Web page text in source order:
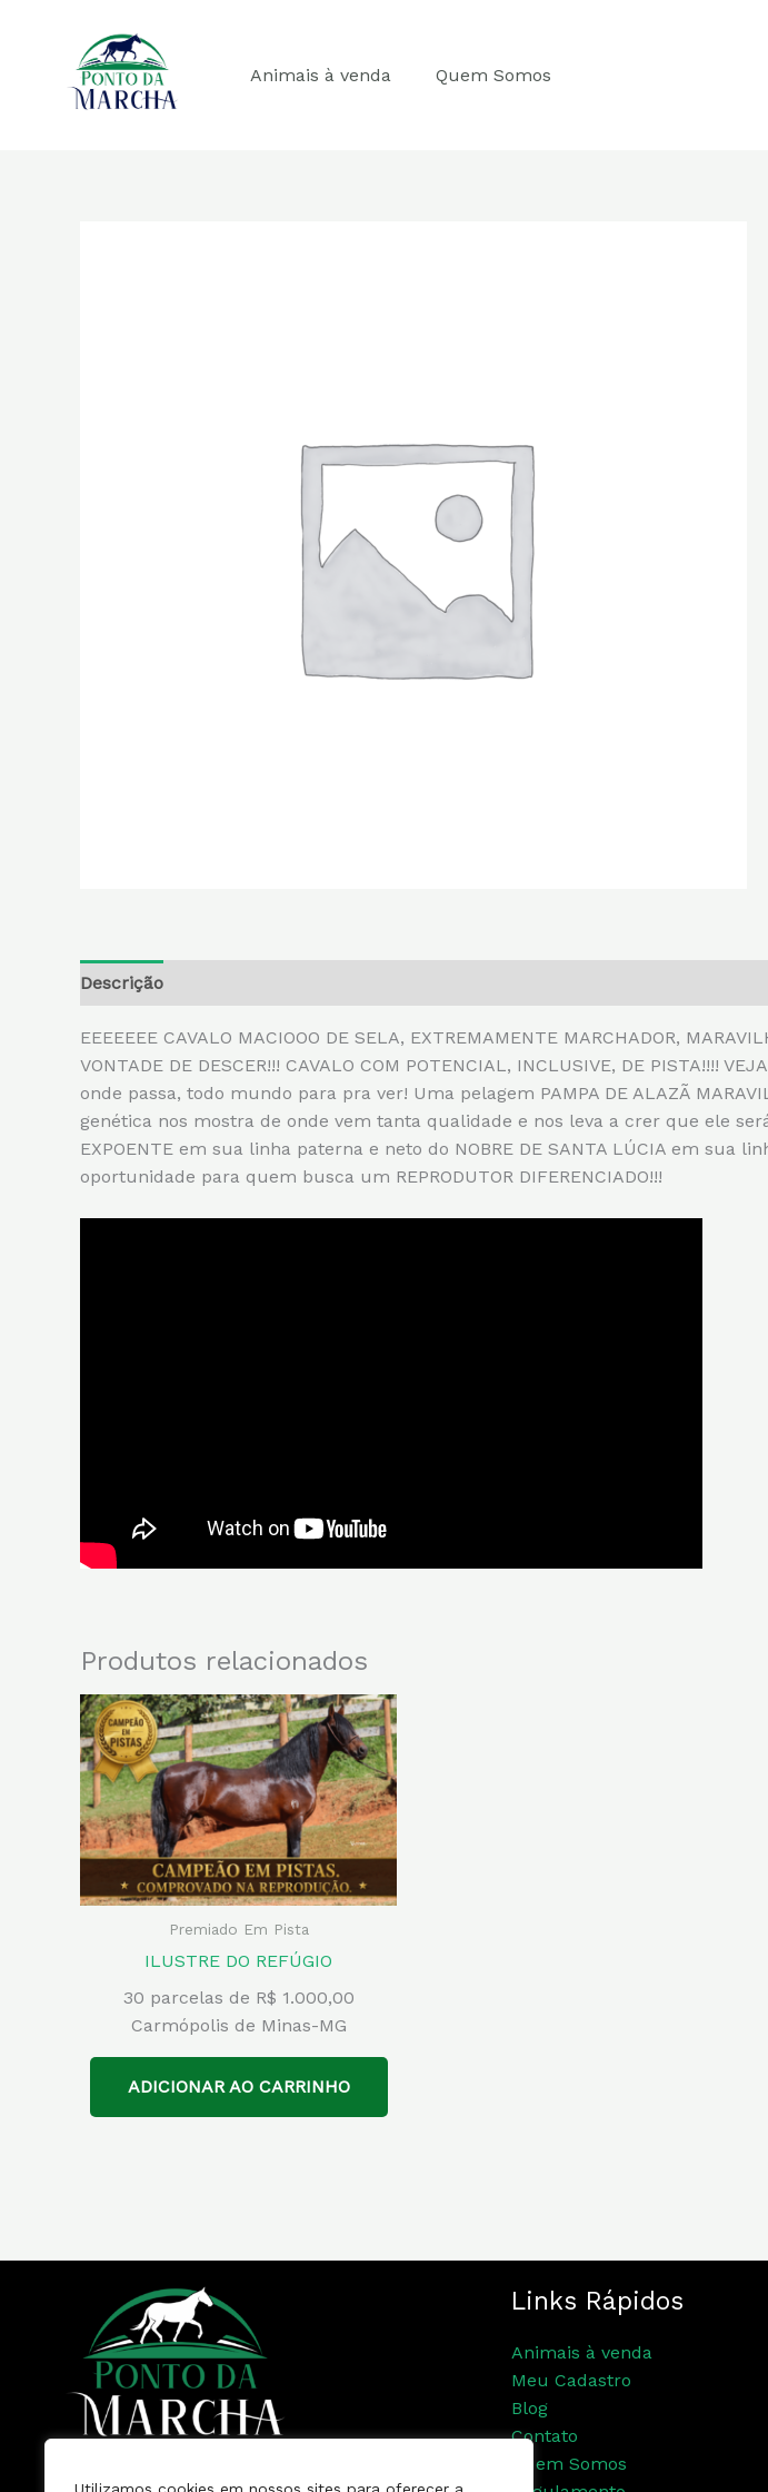
conteúdo
Animais à venda Quem Somos
Descrição
EEEEEEE CAVALO MACIOOO DE SELA, EXTREMAMENTE MARCHADOR,
VONTADE DE DESCER!!! CAVALO COM POTENCIAL, INCLUSIVE, DE PISTA!!!!
onde passa, todo mundo para pra ver! Uma pelagem PAMPA DE ALAZÃ
genética nos mostra de onde vem tanta qualidade e nos leva a crer que ele
EXPOENTE em sua linha paterna e neto do NOBRE DE SANTA LÚCIA em sua
oportunidade para quem busca um REPRODUTOR DIFERENCIADO!!!
Produtos relacionados
Premiado Em Pista
ILUSTRE DO REFÚGIO
30 parcelas de R$ 1.000,00
Carmópolis de Minas-MG
ADICIONAR AO CARRINHO
Links Rápidos
Animais à venda
Meu Cadastro
Blog
Contato
Quem Somos